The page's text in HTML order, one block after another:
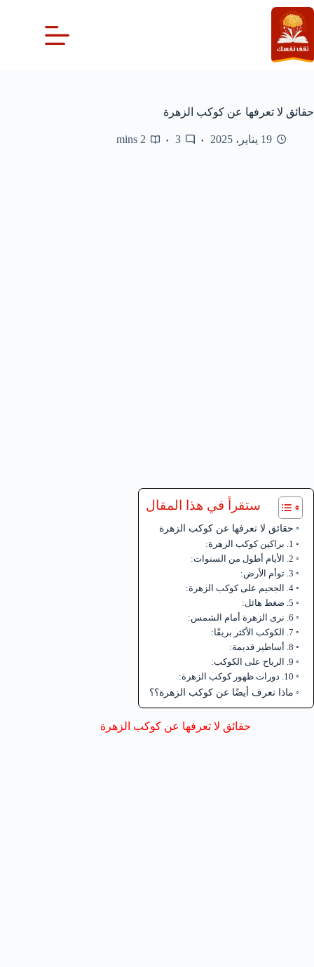
التجاوز
إلى
المحتوى
حقائق لا تعرفها عن كوكب الزهرة
19 يناير، 2025 3
2 mins
ستقرأ في هذا المقال
حقائق لا تعرفها عن كوكب الزهرة
1. براكين كوكب الزهرة:
2. الأيام أطول من السنوات:
3. توأم الأرض:
4. الجحيم على كوكب الزهرة:
5. ضغط هائل:
6. نرى الزهرة أمام الشمس:
7. الكوكب الأكثر بريقًا:
8. أساطير قديمة:
9. الرياح على الكوكب:
10. دورات ظهور كوكب الزهرة:
ماذا تعرف أيضًا عن كوكب الزهرة؟؟
حقائق لا تعرفها عن كوكب الزهرة